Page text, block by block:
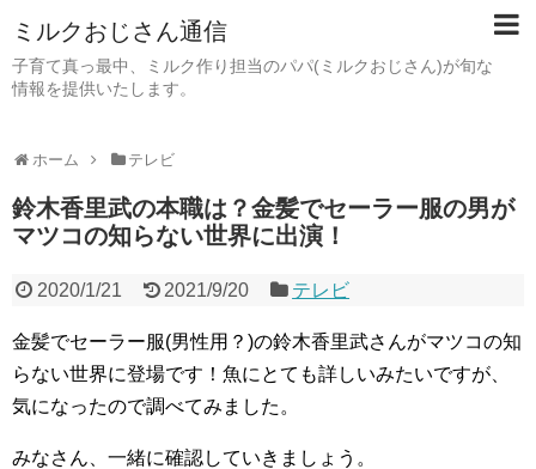
ミルクおじさん通信
子育て真っ最中、ミルク作り担当のパパ(ミルクおじさん)が旬な
情報を提供いたします。
ホーム テレビ
鈴木香里武の本職は？金髪でセーラー服の男が
マツコの知らない世界に出演！
2020/1/21 2021/9/20 テレビ
金髪でセーラー服(男性用？)の鈴木香里武さんがマツコの知
らない世界に登場です！魚にとても詳しいみたいですが、
気になったので調べてみました。
みなさん、一緒に確認していきましょう。